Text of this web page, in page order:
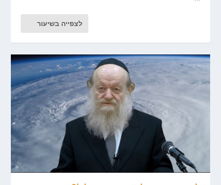
לצפייה בשיעור